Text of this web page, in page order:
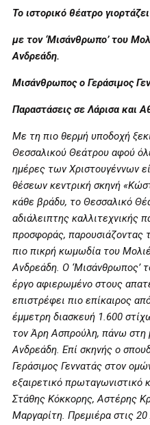
Το ιστορικό θέατρο
με τον ‘Μισάνθρωπο’ του
Ανδρεάδη.
Μισάνθρωπος ο Γεράσιμος
Παραστάσεις σε Λάρισα και
Με τη πιο θερμή υποδοχή
Θεσσαλικού Θεάτρου αφού
ημέρες των Χριστουγέννων
θέσεων κεντρική σκηνή
κάθε βράδυ, το Θεσσαλικό
αδιάλειπτης καλλιτεχνικής
προσφοράς, παρουσιάζοντας
πιο πικρή κωμωδία του
Ανδρεάδη. Ο ‘Μισάνθρωπος’
έργο αφιερωμένο στους
επιστρέφει πιο επίκαιρος
έμμετρη διασκευή 1.600
τον Άρη Ασπρούλη, πάνω στη
Ανδρεάδη. Επί σκηνής ο
Γεράσιμος Γεννατάς στον
εξαιρετικό πρωταγωνιστικό
Στάθης Κόκκορης, Αστέρης
Μαργαρίτη. Πρεμιέρα στις